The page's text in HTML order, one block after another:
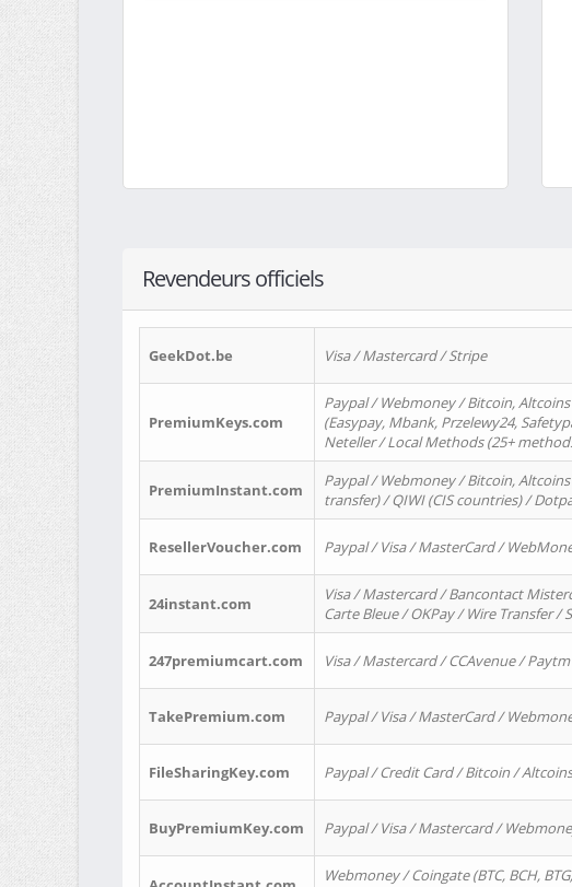
Revendeurs officiels
GeekDot.be Visa / Mastercard / Stripe
PremiumKeys.com
Paypal / Webmoney / Bitcoin, Altcoins
(Easypay, Mbank, Przelewy24,
Neteller / Local Methods (25+
PremiumInstant.com
Paypal / Webmoney / Bitcoin,
transfer) / QIWI (CIS countries) /
ResellerVoucher.com Paypal / Visa / MasterCard /
24instant.com
Visa / Mastercard / Bancontact
Carte Bleue / OKPay / Wire Transfer
247premiumcart.com Visa / Mastercard / CCAvenue /
TakePremium.com Paypal / Visa / MasterCard /
FileSharingKey.com Paypal / Credit Card / Bitcoin / Altcoins
BuyPremiumKey.com Paypal / Visa / Mastercard /
Webmoney / Coingate (BTC, BCH,